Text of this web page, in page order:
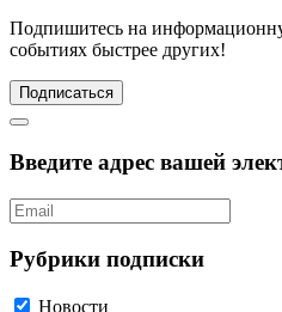
Подпишитесь на
событиях быстрее других!
Подписаться
Введите адрес вашей
Рубрики подписки
Новости